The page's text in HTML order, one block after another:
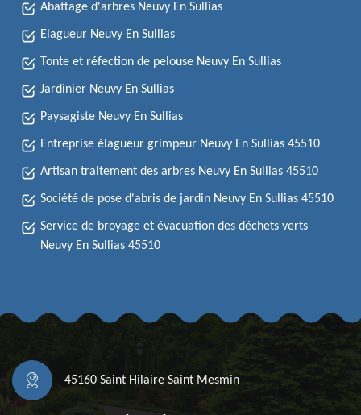
Abattage d'arbres Neuvy En Sullias
Elagueur Neuvy En Sullias
Tonte et réfection de pelouse Neuvy En Sullias
Jardinier Neuvy En Sullias
Paysagiste Neuvy En Sullias
Entreprise élagueur grimpeur Neuvy En Sullias 45510
Artisan traitement des arbres Neuvy En Sullias 45510
Société de pose d'abris de jardin Neuvy En Sullias 45510
Service de broyage et évacuation des déchets verts
Neuvy En Sullias 45510
45160 Saint Hilaire Saint Mesmin